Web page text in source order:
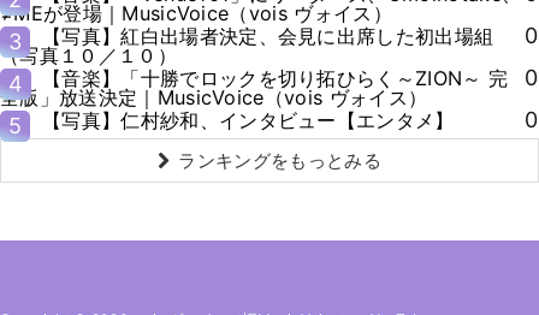
≠MEが登場｜MusicVoice（vois ヴォイス）
3
【写真】紅白出場者決定、会見に出席した初出場組
（写真１０／１０）
0
4
【音楽】「十勝でロックを切り拓ひらく～ZION～ 完
全版」放送決定｜MusicVoice（vois ヴォイス）
0
5
【写真】仁村紗和、インタビュー【エンタメ】 0
ランキングをもっとみる